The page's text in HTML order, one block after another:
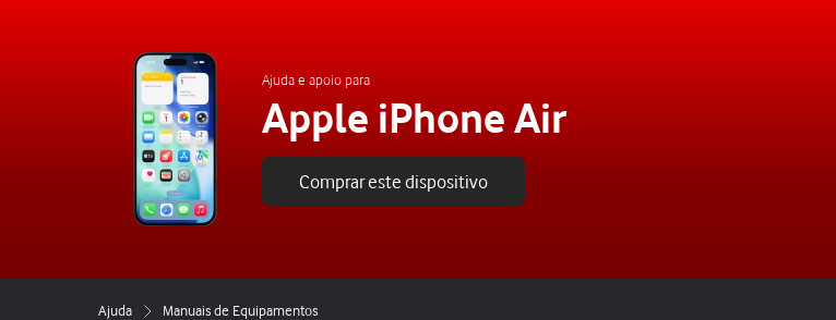
Ajuda e apoio para
Apple iPhone Air
Comprar este dispositivo
Ajuda Manuais de Equipamentos